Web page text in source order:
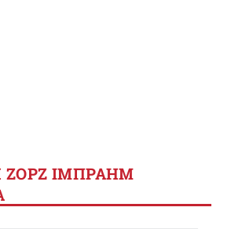
ΖΟΡΖ ΙΜΠΡΑΗΜ